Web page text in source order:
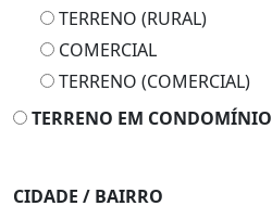
TERRENO (RURAL)
COMERCIAL
TERRENO (COMERCIAL)
TERRENO EM CONDOMÍNIO
CIDADE / BAIRRO